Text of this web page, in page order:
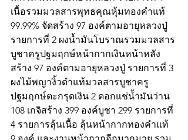
เนื้อรวมมวลสารพุทธคุณหุ้มทองคำแท้
99.99% จัดสร้าง 97 องค์ตามอายุหลวงปู่
รายการที่ 2 ผงน้ำมันโบราณรวมมวลสาร
บูชาครูปฐมฤกษ์หน้ากากเงินหน้าหลัง
สร้าง 97 องค์ตามอายุหลวงปู่ รายการที่ 3
ผงไม้พญางิ้วดำแท้มวลสารบูชาครู
ปฐมฤกษ์ตะกรุดเงิน 2 ดอกแช่น้ำมันว่าน
108 เกจิสร้าง 399 องค์บูชา 299 รายการที่
4 รายการลุ้นเนื้อ ลุ้นหน้ากากทองคำแท้